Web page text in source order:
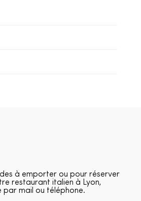
à emporter ou pour réserver
restaurant italien à Lyon,
par mail ou téléphone.